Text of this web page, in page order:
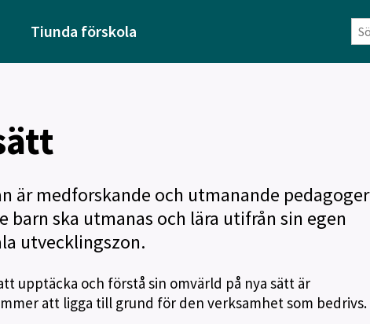
Tiunda förskola
är medforskande och utmanande pedagoger
barn ska utmanas och lära utifrån sin egen
utvecklingszon.
upptäcka och förstå sin omvärld på nya sätt är
att ligga till grund för den verksamhet som bedrivs.